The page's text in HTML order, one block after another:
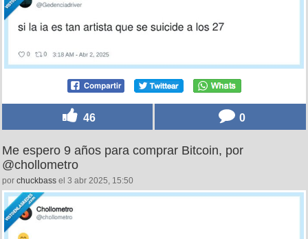
46 0
Me espero 9 años para comprar Bitcoin, por
@chollometro
por chuckbass el 3 abr 2025, 15:50